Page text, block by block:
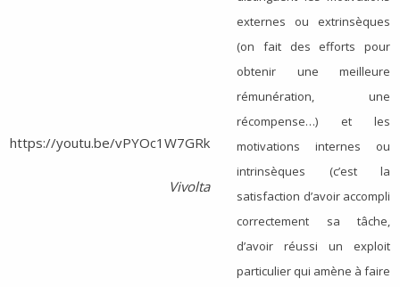
https://youtu.be/vPYOc1W7GRk
Vivolta
externes ou extrinsèques
(on fait des efforts pour
obtenir une meilleure
rémunération, une
récompense…) et les
motivations internes ou
intrinsèques (c’est la
satisfaction d’avoir accompli
correctement sa tâche,
d’avoir réussi un exploit
particulier qui amène à faire